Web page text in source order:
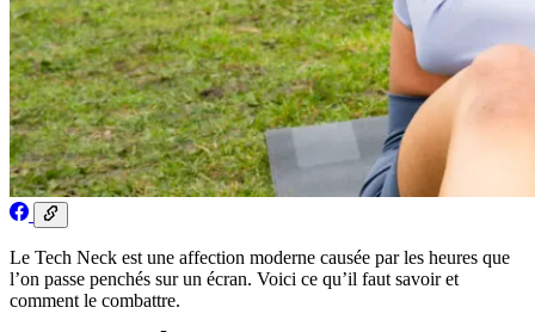
Le Tech Neck est une affection moderne causée par les heures que
l’on passe penchés sur un écran. Voici ce qu’il faut savoir et
comment le combattre.